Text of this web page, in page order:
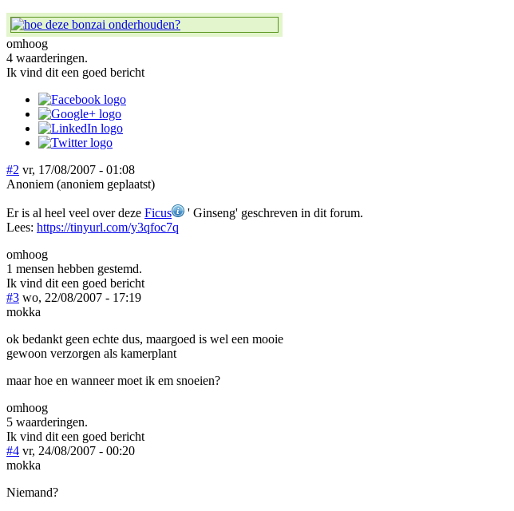
omhoog
4 waarderingen.
Ik vind dit een goed bericht
#2 vr, 17/08/2007 - 01:08
Anoniem (anoniem geplaatst)
Er is al heel veel over deze Ficus
' Ginseng' geschreven in dit forum.
Lees: https://tinyurl.com/y3qfoc7q
omhoog
1 mensen hebben gestemd.
Ik vind dit een goed bericht
#3 wo, 22/08/2007 - 17:19
mokka
ok bedankt geen echte dus, maargoed is wel een mooie
gewoon verzorgen als kamerplant
maar hoe en wanneer moet ik em snoeien?
omhoog
5 waarderingen.
Ik vind dit een goed bericht
#4 vr, 24/08/2007 - 00:20
mokka
Niemand?